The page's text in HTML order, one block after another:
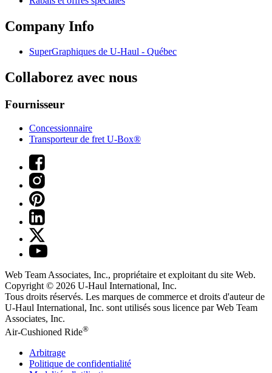
Company Info
SuperGraphiques de U-Haul - Québec
Collaborez avec nous
Fournisseur
Concessionnaire
Transporteur de fret U-Box®
Web Team Associates, Inc., propriétaire et exploitant du site Web.
Copyright © 2026 U-Haul International, Inc.
Tous droits réservés. Les marques de commerce et droits d'auteur de
U-Haul International, Inc. sont utilisés sous licence par Web Team
Associates, Inc.
Air-Cushioned Ride®
Arbitrage
Politique de confidentialité